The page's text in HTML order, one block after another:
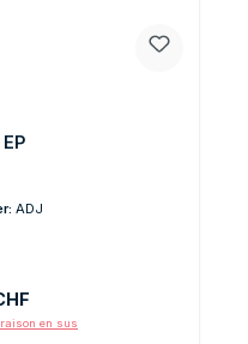
ADJ
:
en sus